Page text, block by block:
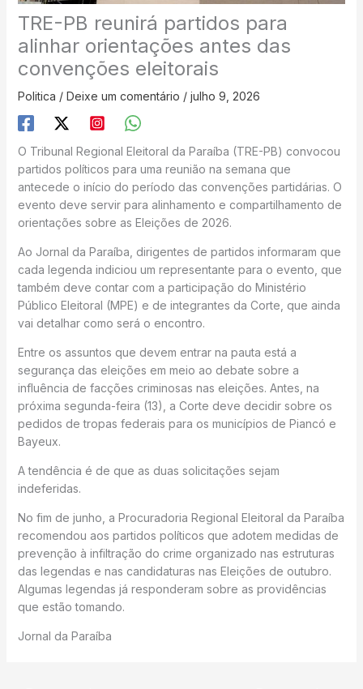
TRE-PB reunirá partidos para
alinhar orientações antes das
convenções eleitorais
Politica / Deixe um comentário / julho 9, 2026
O Tribunal Regional Eleitoral da Paraíba (TRE-PB) convocou
partidos políticos para uma reunião na semana que
antecede o início do período das convenções partidárias. O
evento deve servir para alinhamento e compartilhamento de
orientações sobre as Eleições de 2026.
Ao Jornal da Paraíba, dirigentes de partidos informaram que
cada legenda indiciou um representante para o evento, que
também deve contar com a participação do Ministério
Público Eleitoral (MPE) e de integrantes da Corte, que ainda
vai detalhar como será o encontro.
Entre os assuntos que devem entrar na pauta está a
segurança das eleições em meio ao debate sobre a
influência de facções criminosas nas eleições. Antes, na
próxima segunda-feira (13), a Corte deve decidir sobre os
pedidos de tropas federais para os municípios de Piancó e
Bayeux.
A tendência é de que as duas solicitações sejam
indeferidas.
No fim de junho, a Procuradoria Regional Eleitoral da Paraíba
recomendou aos partidos políticos que adotem medidas de
prevenção à infiltração do crime organizado nas estruturas
das legendas e nas candidaturas nas Eleições de outubro.
Algumas legendas já responderam sobre as providências
que estão tomando.
Jornal da Paraíba